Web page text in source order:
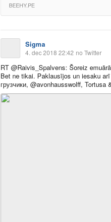
BEEHY.PE
Sigma
4. dec 2018 22:42 no Twitter
RT @Raivis_Spalvens: Šoreiz
Bet ne tikai. Paklausījos un iesaku
грузчики, @avonhausswolff,